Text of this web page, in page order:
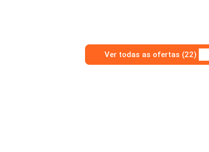
Ver todas as ofertas (22)